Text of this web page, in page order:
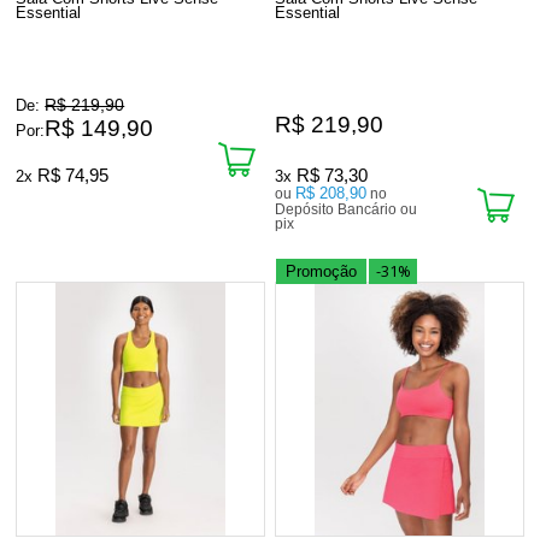
Essential
De: R$ 219,90
Por:R$ 149,90
2x R$ 74,95
Essential
R$ 219,90
3x R$ 73,30
ou R$ 208,90 no
Depósito Bancário ou
pix
Promoção -31%